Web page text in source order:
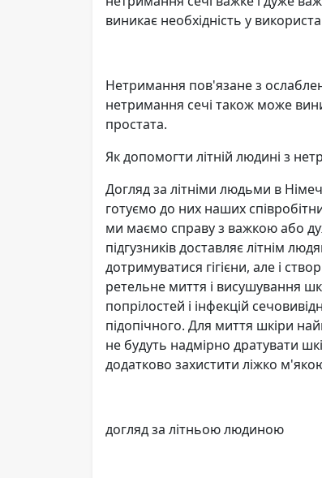
виникає необхідність у
Нетримання пов'язане з
нетримання сечі також може
простата.
Як допомогти літній людині з
Догляд за літніми людьми в
готуємо до них наших
ми маємо справу з важкою або
підгузників доставляє літнім
дотримуватися гігієни, але і
ретельне миття і висушування
попрілостей і інфекцій
підопічного. Для миття шкіри
не будуть надмірно дратувати
додатково захистити ліжко
догляд за літньою людиною